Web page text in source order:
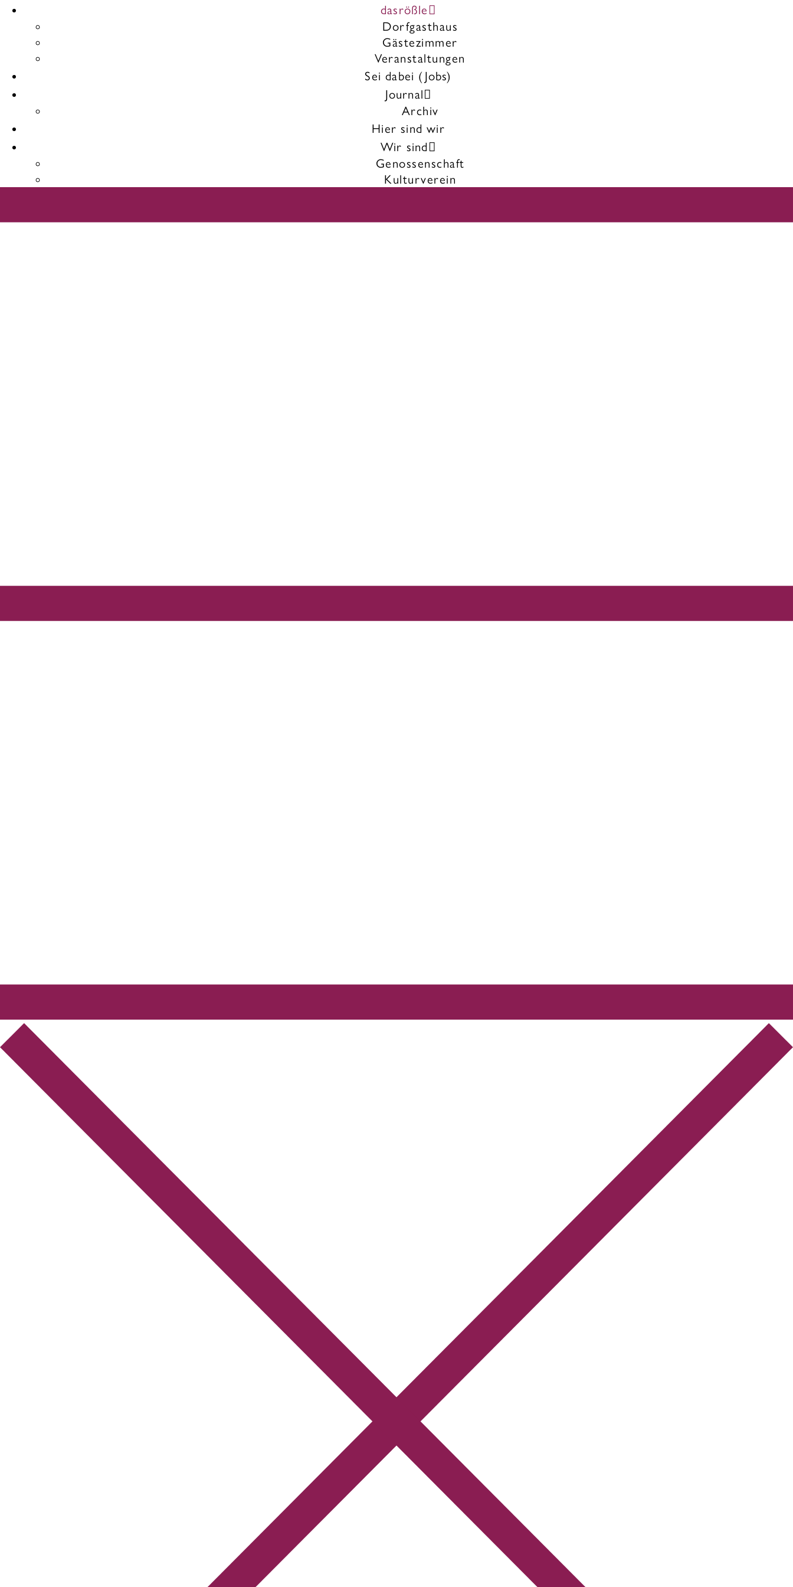
dasrößle
Dorfgasthaus
Gästezimmer
Veranstaltungen
Sei dabei (Jobs)
Journal
Archiv
Hier sind wir
Wir sind
Genossenschaft
Kulturverein